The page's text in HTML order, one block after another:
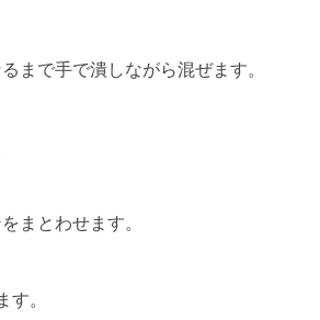
まで手で潰しながら混ぜます。
まとわせます。
。